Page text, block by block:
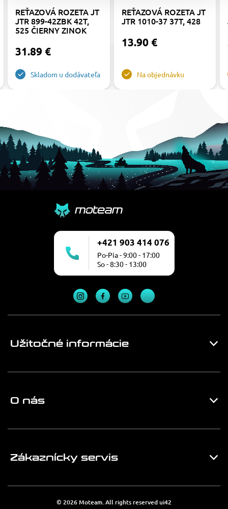
REŤAZOVÁ ROZETA JT
JTR 899-42ZBK 42T,
525 ČIERNY ZINOK
31.89 €
Skladom u dodávateľa
REŤAZOVÁ ROZETA JT
JTR 1010-37 37T, 428
13.90 €
Na objednávku
+421 903 414 076
Po-Pia - 9:00 - 17:00
So - 8:30 - 13:00
Užitočné informácie
O nás
Zákaznícky servis
© 2026 Moteam. All rights reservedui42